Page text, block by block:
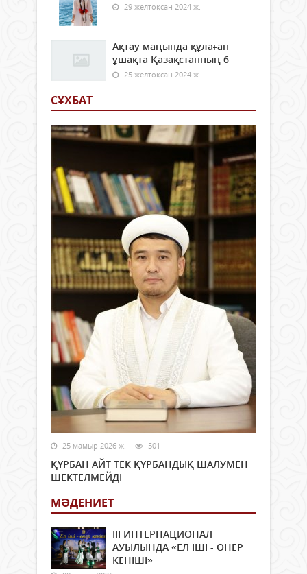
29 желтоқсан 2024 ж.
Ақтау маңында құлаған
ұшақта Қазақстанның 6
25 желтоқсан 2024 ж.
СҰХБАТ
25 мамыр 2026 ж. 501
ҚҰРБАН АЙТ ТЕК ҚҰРБАНДЫҚ ШАЛУМЕН
ШЕКТЕЛМЕЙДІ
МӘДЕНИЕТ
ІІІ ИНТЕРНАЦИОНАЛ
АУЫЛЫНДА «ЕЛ ІШІ - ӨНЕР
КЕНІШІ»